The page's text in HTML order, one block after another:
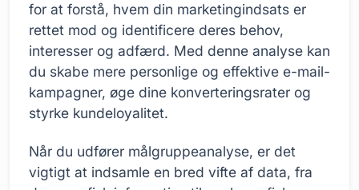
for at forstå, hvem din marketingindsats er
rettet mod og identificere deres behov,
interesser og adfærd. Med denne analyse kan
du skabe mere personlige og effektive e-mail-
kampagner, øge dine konverteringsrater og
styrke kundeloyalitet.
Når du udfører målgruppeanalyse, er det
vigtigt at indsamle en bred vifte af data, fra